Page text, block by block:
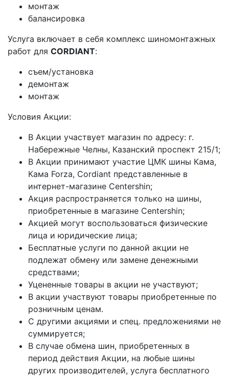
монтаж
балансировка
Услуга включает в себя комплекс шиномонтажных
работ для CORDIANT:
съем/установка
демонтаж
монтаж
Условия Акции:
В Акции участвует магазин по адресу: г.
Набережные Челны, Казанский проспект 215/1;
В Акции принимают участие ЦМК шины Кама,
Кама Forza, Cordiant представленные в
интернет-магазине Centershin;
Акция распространяется только на шины,
приобретенные в магазине Centershin;
Акцией могут воспользоваться физические
лица и юридические лица;
Бесплатные услуги по данной акции не
подлежат обмену или замене денежными
средствами;
Уцененные товары в акции не участвуют;
В акции участвуют товары приобретенные по
розничным ценам.
С другими акциями и спец. предложениями не
суммируется;
В случае обмена шин, приобретенных в
период действия Акции, на любые шины
других производителей, услуга бесплатного